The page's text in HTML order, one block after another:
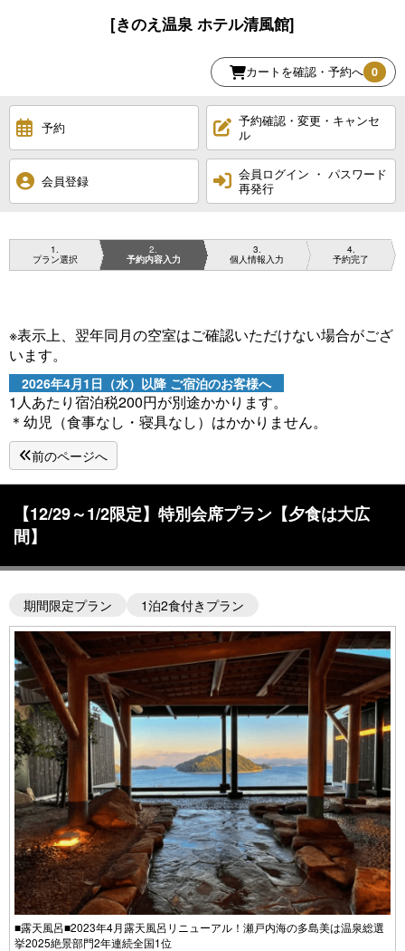
[きのえ温泉 ホテル清風館]
カートを確認・予約へ 0
予約
予約確認・変更・キャンセ
ル
会員登録
会員ログイン ・ パスワード
再発行
1
プラン選択
2
予約内容入力
3
個人情報入力
4
予約完了
※表示上、翌年同月の空室はご確認いただけない場合がござ
います。
2026年4月1日（水）以降 ご宿泊のお客様へ
1人あたり宿泊税200円が別途かかります。
＊幼児（食事なし・寝具なし）はかかりません。
前のページへ
【12/29～1/2限定】特別会席プラン【夕食は大広
間】
期間限定プラン 1泊2食付きプラン
■露天風呂■2023年4月露天風呂リニューアル！瀬戸内海の多島美は温泉総選
挙2025絶景部門2年連続全国1位